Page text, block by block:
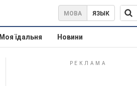
МОВА ЯЗЫК
Моя їдальня Новини